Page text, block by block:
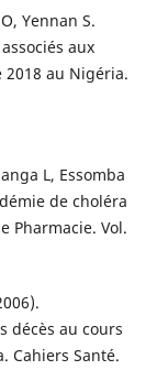
Yennan S.
aux
2018 au Nigéria.
L, Essomba
de choléra
Pharmacie. Vol.
décès au cours
Cahiers Santé.